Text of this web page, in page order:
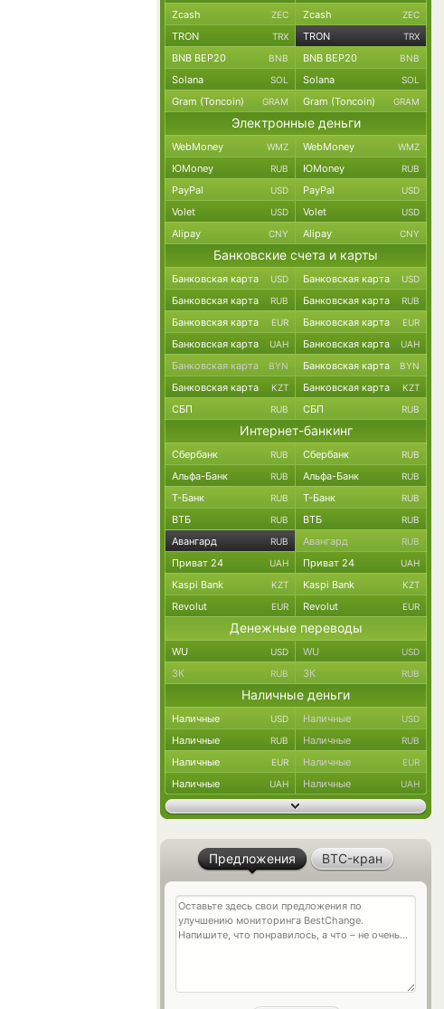
Zcash ZEC Zcash ZEC
TRON TRX TRON TRX
BNB BEP20 BNB BNB BEP20 BNB
Solana SOL Solana SOL
Gram (Toncoin) GRAM Gram (Toncoin) GRAM
Электронные деньги
WebMoney WMZ WebMoney WMZ
ЮMoney RUB ЮMoney RUB
PayPal USD PayPal USD
Volet USD Volet USD
Alipay CNY Alipay CNY
Банковские счета и карты
Банковская карта USD Банковская карта USD
Банковская карта RUB Банковская карта RUB
Банковская карта EUR Банковская карта EUR
Банковская карта UAH Банковская карта UAH
Банковская карта BYN Банковская карта BYN
Банковская карта KZT Банковская карта KZT
СБП RUB СБП RUB
Интернет-банкинг
Сбербанк RUB Сбербанк RUB
Альфа-Банк RUB Альфа-Банк RUB
Т-Банк RUB Т-Банк RUB
ВТБ RUB ВТБ RUB
Авангард RUB Авангард RUB
Приват 24 UAH Приват 24 UAH
Kaspi Bank KZT Kaspi Bank KZT
Revolut EUR Revolut EUR
Денежные переводы
WU USD WU USD
ЗК RUB ЗК RUB
Наличные деньги
Наличные USD Наличные USD
Наличные RUB Наличные RUB
Наличные EUR Наличные EUR
Наличные UAH Наличные UAH
Предложения BTC-кран